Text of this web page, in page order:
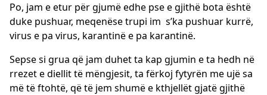
Po, jam e etur për gjumë edhe pse e gjithë bota është
duke pushuar, meqenëse trupi im s’ka pushuar kurrë,
virus e pa virus, karantinë e pa karantinë.
Sepse si grua që jam duhet ta kap gjumin e ta hedh në
rrezet e diellit të mëngjesit, ta fërkoj fytyrën me ujë sa
më të ftohtë, që të jem shumë e kthjellët gjatë gjithë